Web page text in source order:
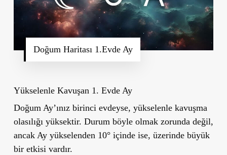
Doğum Haritası 1.Evde Ay
Yükselenle Kavuşan 1. Evde Ay
Doğum Ay’ınız birinci evdeyse, yükselenle kavuşma
olasılığı yüksektir. Durum böyle olmak zorunda değil,
ancak Ay yükselenden 10° içinde ise, üzerinde büyük
bir etkisi vardır.